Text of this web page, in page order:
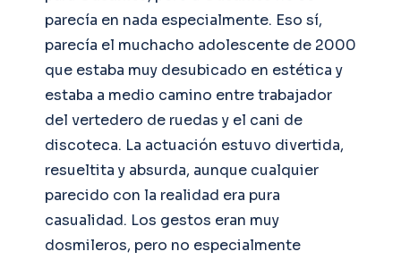
parecía en nada especialmente. Eso sí,
parecía el muchacho adolescente de 2000
que estaba muy desubicado en estética y
estaba a medio camino entre trabajador
del vertedero de ruedas y el cani de
discoteca. La actuación estuvo divertida,
resueltita y absurda, aunque cualquier
parecido con la realidad era pura
casualidad. Los gestos eran muy
dosmileros, pero no especialmente